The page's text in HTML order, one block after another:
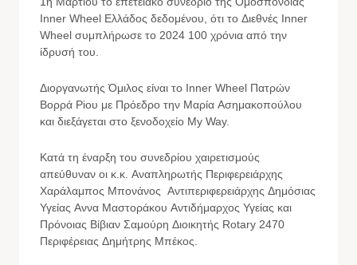
Inner Wheel Ελλάδος δεδομένου, ότι το Διεθνές Inner
Wheel συμπλήρωσε το 2024 100 χρόνια από την
ίδρυσή του.
Διοργανωτής Όμιλος είναι το Inner Wheel Πατρών
Βορρά Ρiου με Πρόεδρο την Μαρία Ασημακοπούλου
και διεξάγεται στο ξενοδοχείο My Way.
Κατά τη έναρξη του συνεδρίου χαιρετισμούς
απεύθυναν οι κ.κ. Αναπληρωτής Περιφερειάρχης
Χαράλαμπος Μπονάνος Αντιπεριφερειάρχης Δημόσιας
Υγείας Αννα Μαστοράκου Αντιδήμαρχος Υγείας και
Πρόνοιας Βίβιαν Σαμούρη Διοικητής Rotary 2470
Περιφέρειας Δημήτρης Μπέκος.